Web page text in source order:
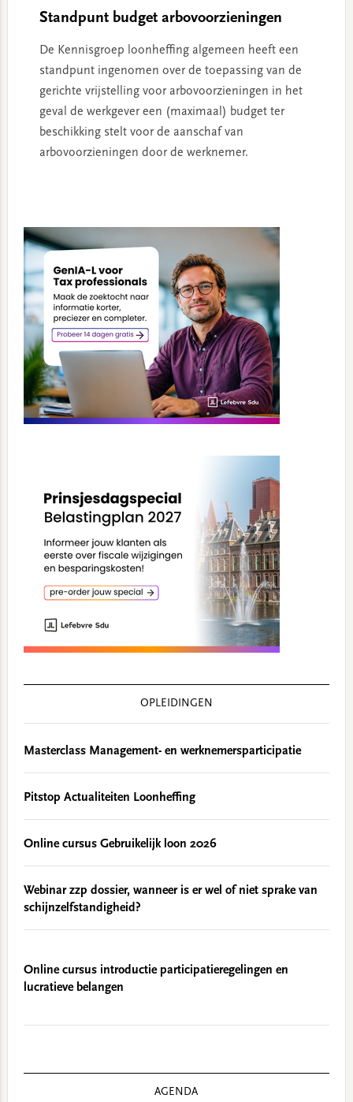
Standpunt budget arbovoorzieningen
De Kennisgroep loonheffing algemeen heeft een
standpunt ingenomen over de toepassing van de
gerichte vrijstelling voor arbovoorzieningen in het
geval de werkgever een (maximaal) budget ter
beschikking stelt voor de aanschaf van
arbovoorzieningen door de werknemer.
Sidebar
OPLEIDINGEN
Masterclass Management- en werknemersparticipatie
Pitstop Actualiteiten Loonheffing
Online cursus Gebruikelijk loon 2026
Webinar zzp dossier, wanneer is er wel of niet sprake van
schijnzelfstandigheid?
Online cursus introductie participatieregelingen en
lucratieve belangen
AGENDA